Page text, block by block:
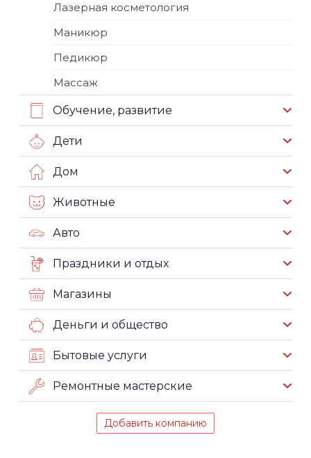
Лазерная косметология
Маникюр
Педикюр
Массаж
Обучение, развитие
Дети
Дом
Животные
Авто
Праздники и отдых
Магазины
Деньги и общество
Бытовые услуги
Ремонтные мастерские
Добавить компанию